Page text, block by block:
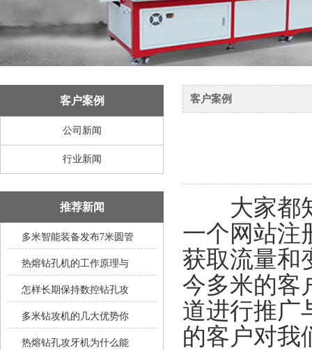
客户案例
公司新闻
行业新闻
推荐新闻
多米智能装备发布7米圆管
热熔钻孔机的工作原理与
怎样长期保持数控钻孔攻
多米钻攻机的几大优势你
热熔钻孔攻牙机为什么能
客户案例
大家都知
一个网站注
获取流量和
今多米的客
道进行推广
的客户对我